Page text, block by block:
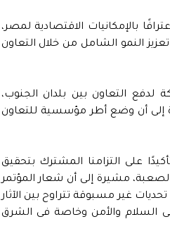
بالإمكانيات الاقتصادية لمصر،
النمو الشامل من خلال التعاون
التعاون بين بلدان الجنوب،
إلى أن وضع أطر مؤسسية للتعاون
على التزامنا المشترك بتحقيق
مشيرة إلى أن شعار المؤتمر
غير مسبوقة تتراوح بين الآثار
التى تؤثر على السلام والأمن وخاصة فى الشرق